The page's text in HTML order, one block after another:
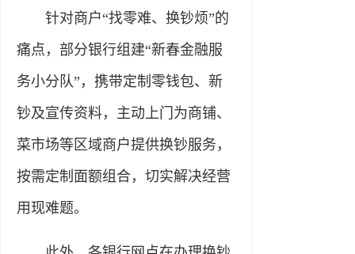
针对商户“找零难、换钞烦”的
痛点，部分银行组建“新春金融服
务小分队”，携带定制零钱包、新
钞及宣传资料，主动上门为商铺、
菜市场等区域商户提供换钞服务，
按需定制面额组合，切实解决经营
用现难题。